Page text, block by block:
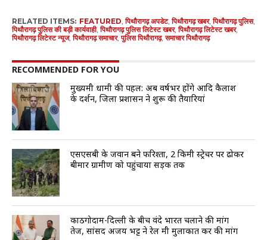
RELATED ITEMS: FEATURED,पिथौरागढ़ अपडेट,पिथौरागढ़ खबर,पिथौरागढ़ पुलिस,
पिथौरागढ़ पुलिस की बड़ी कार्यवाही,पिथौरागढ़ पुलिस लिटेस्ट खबर,पिथौरागढ़ लिटेस्ट खबर,
पिथौरागढ़ लिटेस्ट न्यूज,पिथौरागढ़ समाचार,पुलिस पिथौरागढ़,समाचार पिथौरागढ़
RECOMMENDED FOR YOU
मुख्यमंत्री धामी की पहल: अब वर्षभर होंगे आदि कैलाश
के दर्शन, जिला प्रशासन ने शुरू की तैयारियां
एसएसबी के जवान बने फरिश्ता, 2 किमी स्ट्रेचर पर ढोकर
बीमार ग्रामीण को पहुंचाया सड़क तक
काठगोदाम-दिल्ली के बीच वंदे भारत चलाने की मांग
तेज, सांसद अजय भट्ट ने रेल मंत्री मुलाकात कर की मांग